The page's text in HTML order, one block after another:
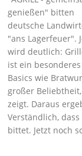
genießen
bitten
deutsche
ans Lagerfeuer .
wird deutlich:
ist ein
Basics wie
großer
zeigt. Daraus
Verständlich,
bittet. Jetzt noch